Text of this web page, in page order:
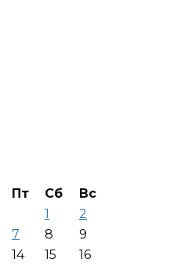
Пт Сб
Вс
1
2
7 8
9
14 15
16